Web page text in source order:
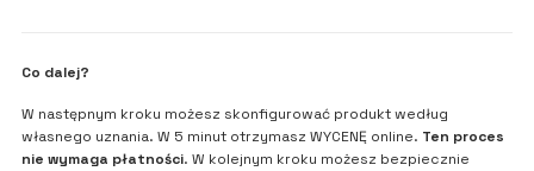
Co dalej?
W następnym kroku możesz skonfigurować produkt według
własnego uznania. W 5 minut otrzymasz WYCENĘ online. Ten proces
nie wymaga płatności. W kolejnym kroku możesz bezpiecznie